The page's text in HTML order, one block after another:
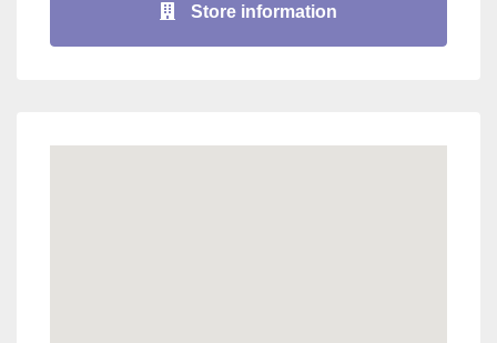
Store information